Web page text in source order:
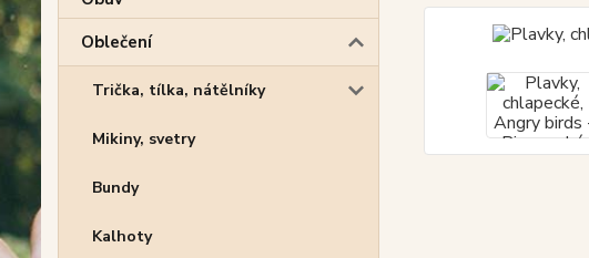
Oblečení
Trička, tílka, nátělníky
Mikiny, svetry
Bundy
Kalhoty